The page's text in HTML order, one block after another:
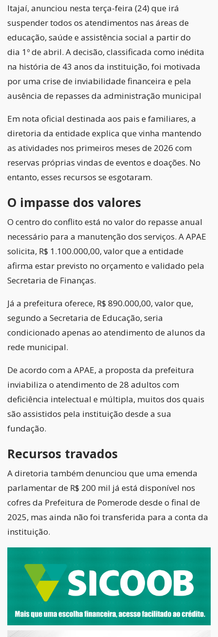
Itajaí, anunciou nesta terça-feira (24) que irá
suspender todos os atendimentos nas áreas de
educação, saúde e assistência social a partir do
dia 1º de abril. A decisão, classificada como inédita
na história de 43 anos da instituição, foi motivada
por uma crise de inviabilidade financeira e pela
ausência de repasses da administração municipal
Em nota oficial destinada aos pais e familiares, a
diretoria da entidade explica que vinha mantendo
as atividades nos primeiros meses de 2026 com
reservas próprias vindas de eventos e doações. No
entanto, esses recursos se esgotaram.
O impasse dos valores
O centro do conflito está no valor do repasse anual
necessário para a manutenção dos serviços. A APAE
solicita, R$ 1.100.000,00, valor que a entidade
afirma estar previsto no orçamento e validado pela
Secretaria de Finanças.
Já a prefeitura oferece, R$ 890.000,00, valor que,
segundo a Secretaria de Educação, seria
condicionado apenas ao atendimento de alunos da
rede municipal.
De acordo com a APAE, a proposta da prefeitura
inviabiliza o atendimento de 28 adultos com
deficiência intelectual e múltipla, muitos dos quais
são assistidos pela instituição desde a sua
fundação.
Recursos travados
A diretoria também denunciou que uma emenda
parlamentar de R$ 200 mil já está disponível nos
cofres da Prefeitura de Pomerode desde o final de
2025, mas ainda não foi transferida para a conta da
instituição.